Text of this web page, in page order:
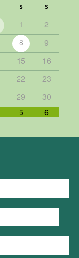
S S
1
2
8
9
15
16
22
23
29
30
5 6